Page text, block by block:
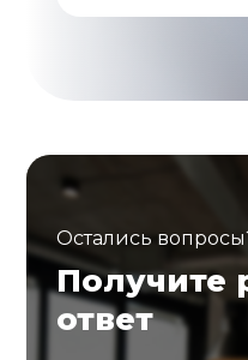
Остались
Получите
ответ